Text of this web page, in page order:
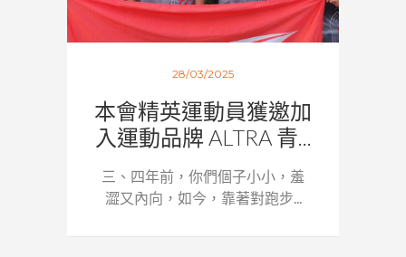
28/03/2025
本會精英運動員獲邀加
入運動品牌 ALTRA 青...
三、四年前，你們個子小小，羞
澀又內向，如今，靠著對跑步...